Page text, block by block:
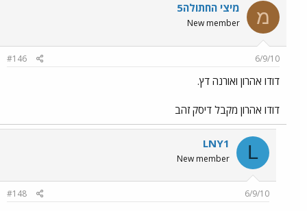
מ מיצי החתולה5
New member
6/9/10
#146
דודו אהרון ואורנה דץ.
דודו אהרון מקבל דיסק זהב
L
LNY1
New member
6/9/10
#148